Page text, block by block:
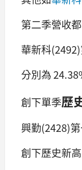
第二季營收
華新科
分別為
創下單季歷
興勤(2428)
創下歷史新高